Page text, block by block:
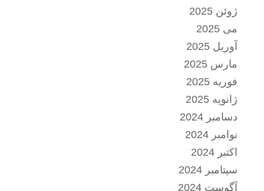
ژوئن 2025
می 2025
آوریل 2025
مارس 2025
فوریه 2025
ژانویه 2025
دسامبر 2024
نوامبر 2024
اکتبر 2024
سپتامبر 2024
آگوست 2024